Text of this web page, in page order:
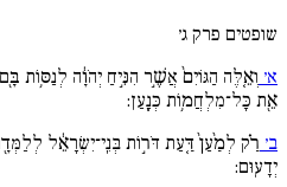
שופטים פרק ג׳
א׳ וְאֵ֚לֶּה הַגּוֹיִם֙ אֲשֶׁ֣ר הִנִּ֣יחַ יְהֹוָ֔ה לְנַסּ֥וֹת
אֵ֖ת כָּל־מִלְחֲמ֥וֹת כְּנָֽעַן:
ב׳ רַ֗ק לְמַ֙עַן֙ דַּ֚עַת דֹּר֣וֹת בְּנֵֽי־יִשְׂרָאֵ֔ל
יְדָעֽוּם: